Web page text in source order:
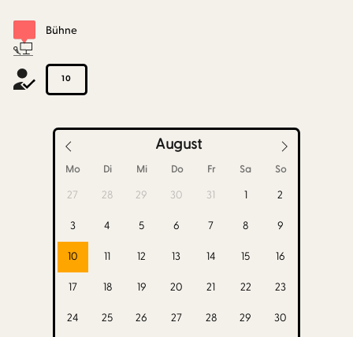
Bühne
10
August
Mo Di Mi Do Fr Sa So
27 28 29 30 31 1 2
3 4 5 6 7 8 9
10 11 12 13 14 15 16
17 18 19 20 21 22 23
24 25 26 27 28 29 30